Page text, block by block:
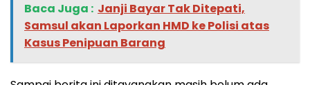
Baca Juga : ‎Janji Bayar Tak Ditepati,
Samsul akan Laporkan HMD ke Polisi atas
Kasus Penipuan Barang